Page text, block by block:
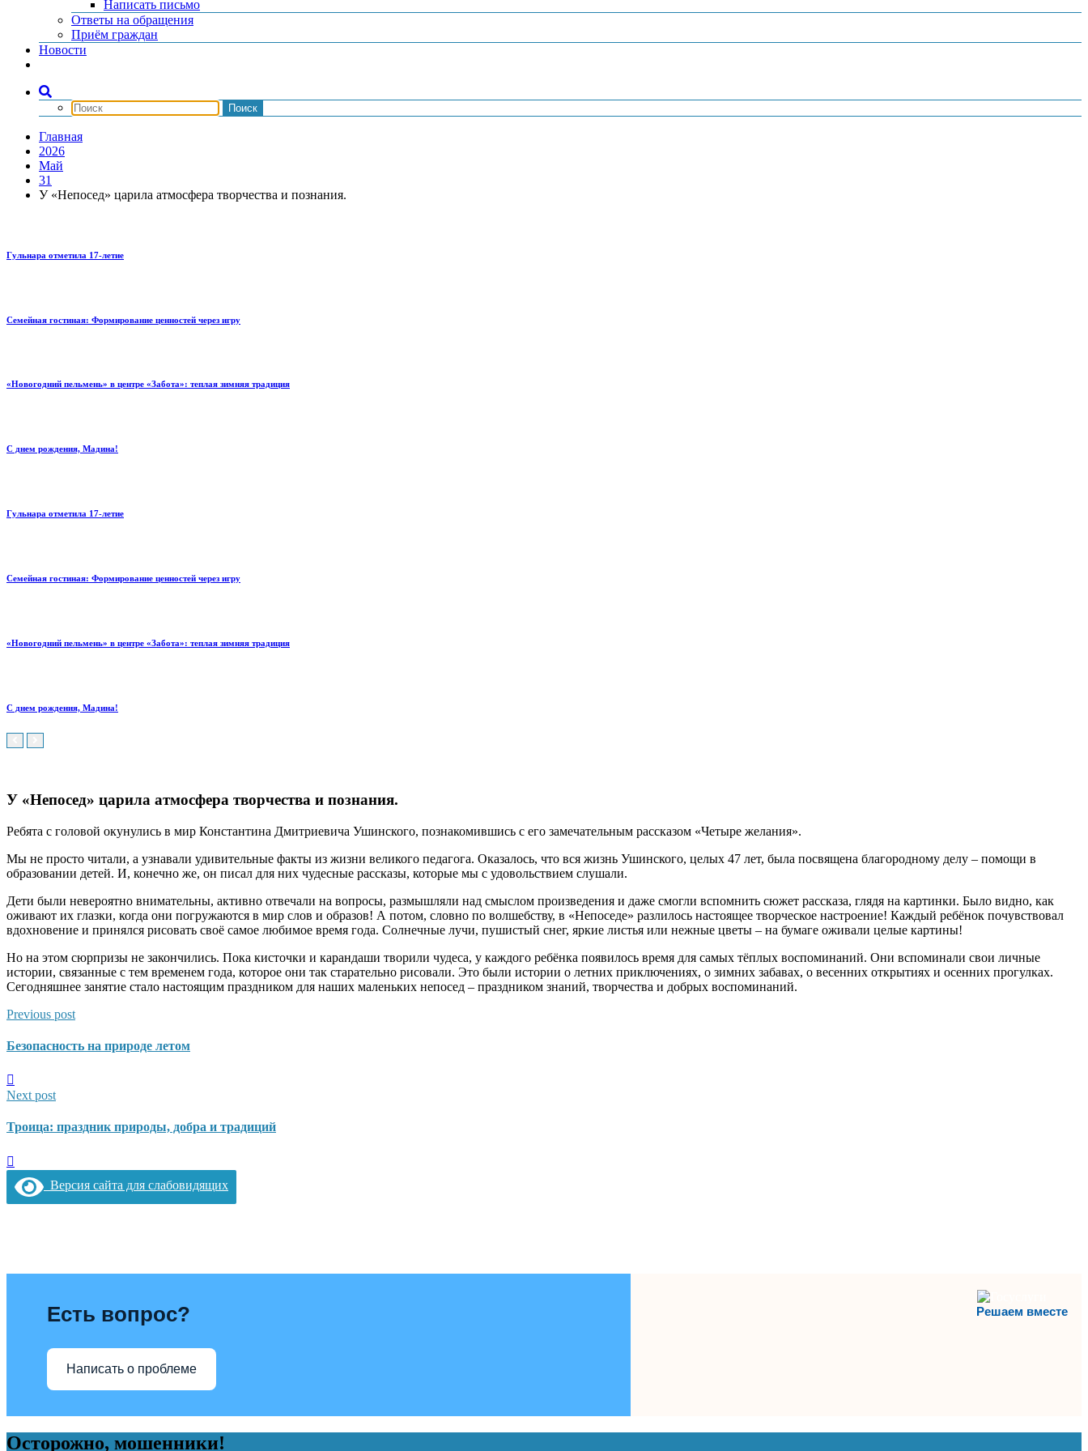
Написать письмо
Ответы на обращения
Приём граждан
Новости
Главная
2026
Май
31
У «Непосед» царила атмосфера творчества и познания.
Гульнара отметила 17‑летие
Семейная гостиная: Формирование ценностей через игру
«Новогодний пельмень» в центре «Забота»: теплая зимняя традиция
С днем рождения, Мадина!
Гульнара отметила 17‑летие
Семейная гостиная: Формирование ценностей через игру
«Новогодний пельмень» в центре «Забота»: теплая зимняя традиция
С днем рождения, Мадина!
У «Непосед» царила атмосфера творчества и познания.
Ребята с головой окунулись в мир Константина Дмитриевича Ушинского, познакомившись с его замечательным рассказом «Четыре желания».
Мы не просто читали, а узнавали удивительные факты из жизни великого педагога. Оказалось, что вся жизнь Ушинского, целых 47 лет, была посвящена благородному делу – помощи в
образовании детей. И, конечно же, он писал для них чудесные рассказы, которые мы с удовольствием слушали.
Дети были невероятно внимательны, активно отвечали на вопросы, размышляли над смыслом произведения и даже смогли вспомнить сюжет рассказа, глядя на картинки. Было видно, как
оживают их глазки, когда они погружаются в мир слов и образов! А потом, словно по волшебству, в «Непоседе» разлилось настоящее творческое настроение! Каждый ребёнок почувствовал
вдохновение и принялся рисовать своё самое любимое время года. Солнечные лучи, пушистый снег, яркие листья или нежные цветы – на бумаге оживали целые картины!
Но на этом сюрпризы не закончились. Пока кисточки и карандаши творили чудеса, у каждого ребёнка появилось время для самых тёплых воспоминаний. Они вспоминали свои личные
истории, связанные с тем временем года, которое они так старательно рисовали. Это были истории о летних приключениях, о зимних забавах, о весенних открытиях и осенних прогулках.
Сегодняшнее занятие стало настоящим праздником для наших маленьких непосед – праздником знаний, творчества и добрых воспоминаний.
Previous post
Безопасность на природе летом
Next post
Троица: праздник природы, добра и традиций
Версия сайта для слабовидящих
Решаем вместе
Есть вопрос?
Написать о проблеме
Осторожно, мошенники!